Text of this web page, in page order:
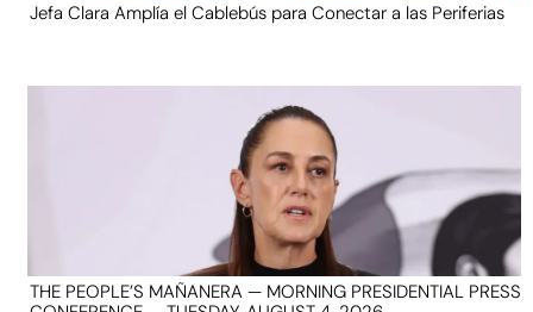
Jefa Clara Amplía el Cablebús para Conectar a las Periferias
THE PEOPLE’S MAÑANERA — MORNING PRESIDENTIAL PRESS